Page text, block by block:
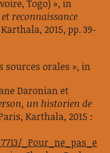
Togo) », in
reconnaissance
2015, pp. 39-
sources orales », in
Daronian et
un historien de
Karthala, 2015 :
_Pour_ne_pas_e